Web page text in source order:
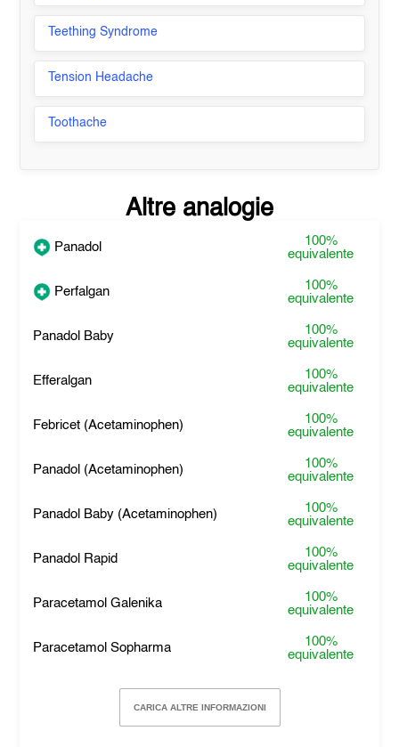
Teething Syndrome
Tension Headache
Toothache
Altre analogie
Panadol
100%
equivalente
Perfalgan
100%
equivalente
Panadol Baby
100%
equivalente
Efferalgan
100%
equivalente
Febricet (Acetaminophen)
100%
equivalente
Panadol (Acetaminophen)
100%
equivalente
Panadol Baby (Acetaminophen)
100%
equivalente
Panadol Rapid
100%
equivalente
Paracetamol Galenika
100%
equivalente
Paracetamol Sopharma
100%
equivalente
CARICA ALTRE INFORMAZIONI